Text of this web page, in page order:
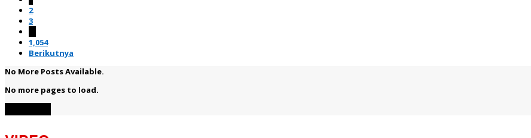
2
3
1,054
Berikutnya
No More Posts Available.
No more pages to load.